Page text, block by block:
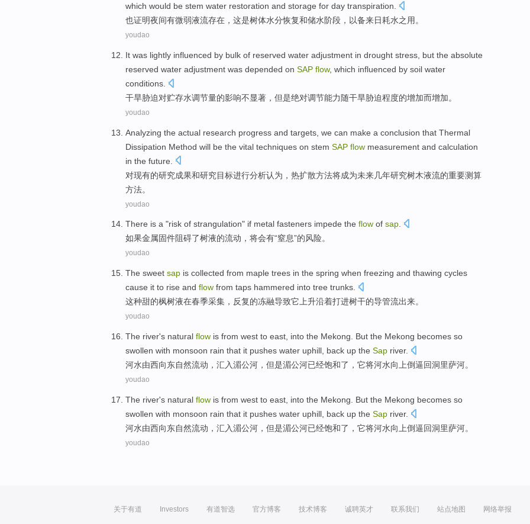
which would be stem water restoration and storage for day transpiration
也证明夜间有微弱液流存在 ， 这是树体水分恢复和储水阶段， 以备来日耗水之用。
youdao
It was lightly influenced by bulk of reserved water adjustment in drought stress, but the absolute
reserved water adjustment was depended on SAP flow, which influenced by soil water
conditions.
干旱胁迫对贮存水调节量的影响不显著， 但是绝对调节能力随干旱胁迫程度的增加而增加。
youdao
Analyzing the actual research progress and targets , we can make a conclusion that Thermal
Dissipation Method will be the vital techniques on stem SAP flow measurement and calculation
in the future.
对现有的研究成果和研究目标进行分析认为 ， 热扩散方法将成为未来几年研究树木液流的重要测算
方法。
youdao
There is a "risk of strangulation" if metal fasteners impede the flow of sap.
如果金属固件阻碍了树液的流动 ，将会有“窒息”的风险。
youdao
The sweet sap is collected from maple trees in the spring when freezing and thawing cycles
cause it to rise and flow from taps hammered into tree trunks
这种甜的枫树液在春季采集 ，反复的冻融导致它 上升沿着打进树干的导管流出来。
youdao
The river's natural flow is from west to east , into the Mekong But the Mekong becomes so
swollen with monsoon rain that it pushes water uphill back up the Sap river.
河水由西向东自然流动 ，汇入湄公河 ， 但是湄公河已经饱和了， 它将河水向上倒逼回洞里萨河。
youdao
The river's natural flow is from west to east , into the Mekong But the Mekong becomes so
swollen with monsoon rain that it pushes water uphill back up the Sap river.
河水由西向东自然流动 ，汇入湄公河 ， 但是湄公河已经饱和了， 它将河水向上倒逼回洞里萨河。
youdao
关于有道 Investors 有道智选 官方博客 技术博客 诚聘英才 联系我们 站点地图 网络举报